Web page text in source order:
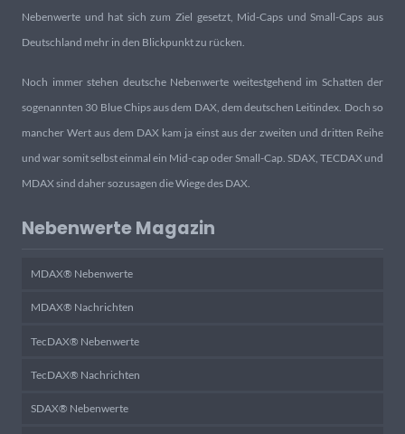
Nebenwerte und hat sich zum Ziel gesetzt, Mid-Caps und Small-Caps aus
Deutschland mehr in den Blickpunkt zu rücken.
Noch immer stehen deutsche Nebenwerte weitestgehend im Schatten der
sogenannten 30 Blue Chips aus dem DAX, dem deutschen Leitindex. Doch so
mancher Wert aus dem DAX kam ja einst aus der zweiten und dritten Reihe
und war somit selbst einmal ein Mid-cap oder Small-Cap. SDAX, TECDAX und
MDAX sind daher sozusagen die Wiege des DAX.
Nebenwerte Magazin
MDAX® Nebenwerte
MDAX® Nachrichten
TecDAX® Nebenwerte
TecDAX® Nachrichten
SDAX® Nebenwerte